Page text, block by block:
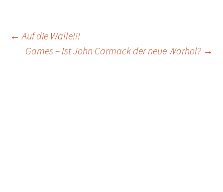
Post
← Auf die Wälle!!!
Games – Ist John Carmack der neue Warhol? →